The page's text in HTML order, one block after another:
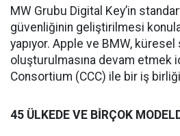
MW Grubu Digital Key’in
güvenliğinin geliştirilmesi
yapıyor. Apple ve BMW, küresel
oluşturulmasına devam etmek
Consortium (CCC) ile bir iş
45 ÜLKEDE VE BİRÇOK